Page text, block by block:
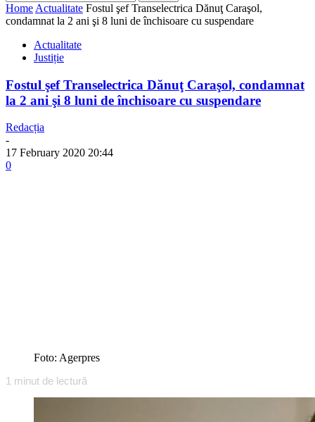
Home Actualitate Fostul şef Transelectrica Dănuţ Caraşol,
condamnat la 2 ani şi 8 luni de închisoare cu suspendare
Actualitate
Justiție
Fostul şef Transelectrica Dănuţ Caraşol, condamnat
la 2 ani şi 8 luni de închisoare cu suspendare
Redacția
-
17 February 2020 20:44
0
Foto: Agerpres
1 minut de lectură